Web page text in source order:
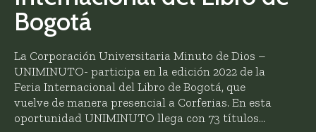
Bogotá
La Corporación Universitaria Minuto de Dios –
UNIMINUTO- participa en la edición 2022 de la
Feria Internacional del Libro de Bogotá, que
vuelve de manera presencial a Corferias. En esta
oportunidad UNIMINUTO llega con 73 títulos...